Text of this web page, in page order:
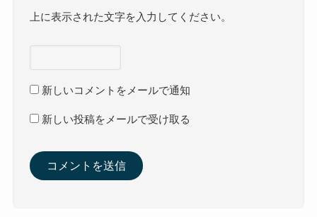
上に表示された文字を入力してください。
新しいコメントをメールで通知
新しい投稿をメールで受け取る